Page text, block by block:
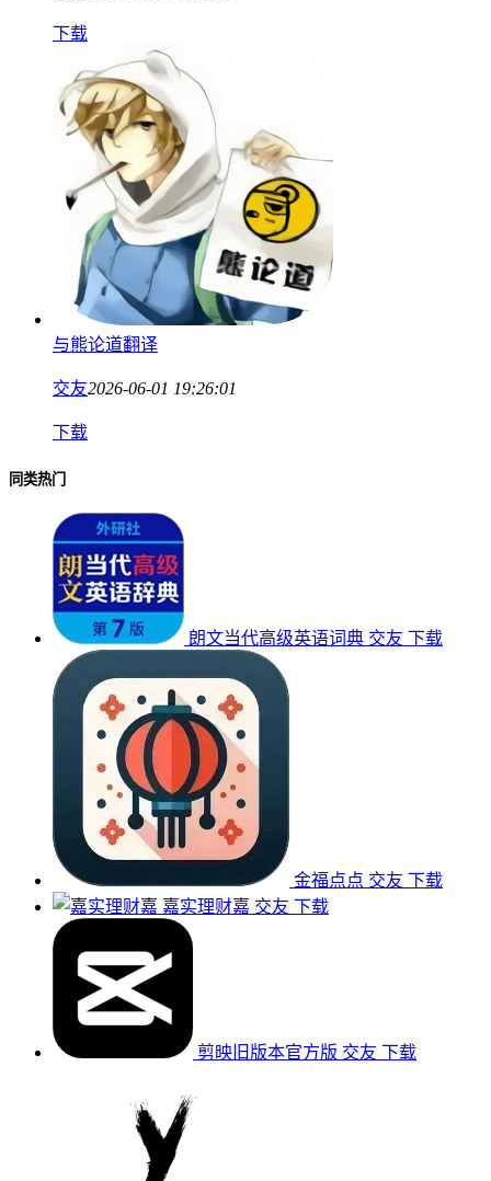
下载
与熊论道翻译
交友2026-06-01 19:26:01
下载
同类热门
朗文当代高级英语词典 交友 下载
金福点点 交友 下载
嘉实理财嘉 交友 下载
剪映旧版本官方版 交友 下载